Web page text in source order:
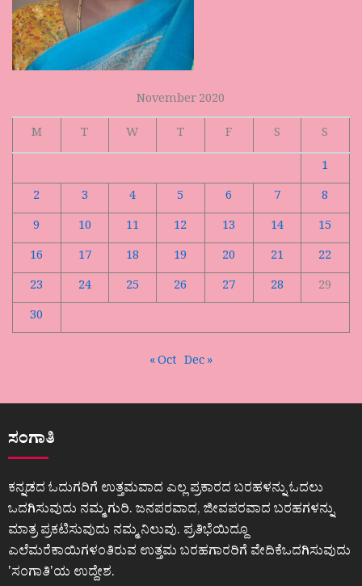
November 2020
M
T W T F S
S
1
2
3 4 5 6 7
8
9
10 11 12 13 14
15
16
17 18 19 20 21
22
23
24 25 26 27 28
29
30
« Oct Dec »
ಸಂಗಾತಿ
ಕನ್ನಡದ ಓದುಗರಿಗೆ ಉತ್ತಮವಾದ ಎಲ್ಲ ಪ್ರಕಾರದ ಬರಹಳನ್ನು ಓದಲು
ಒದಗಿಸುವುದು ನಮ್ಮ ಗುರಿ. ಜನಪರವಾದ, ಜೀವಪರವಾದ ಬರಹಗಳನ್ನು
ಮಾತ್ರ ಪ್ರಕಟಿಸುವುದು ನಮ್ಮ ನಿಲುವು. ಪ್ರತಿಭೆಯಿದ್ದೂ
ಎಲೆಮರೆಕಾಯಿಗಳಂತಿರುವ ಉತ್ತಮ ಬರಹಗಾರರಿಗೆ ವೇದಿಕೆಒದಗಿಸುವುದು
ʼಸಂಗಾತಿʼಯ ಉದ್ದೇಶ.